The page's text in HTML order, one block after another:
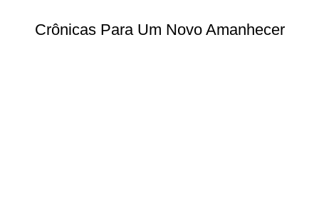
Crônicas Para Um Novo Amanhecer